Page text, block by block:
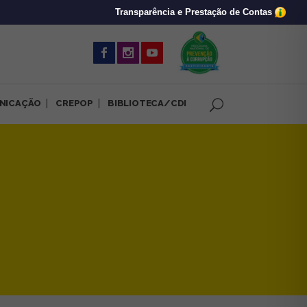
Transparência e Prestação de Contas
CREPOP BIBLIOTECA/CDI
em liberdade | CRP-